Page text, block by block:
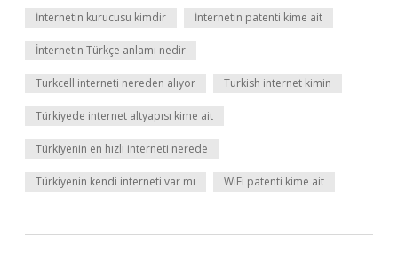
İnternetin kurucusu kimdir İnternetin patenti kime ait
İnternetin Türkçe anlamı nedir
Turkcell interneti nereden alıyor Turkish internet kimin
Türkiyede internet altyapısı kime ait
Türkiyenin en hızlı interneti nerede
Türkiyenin kendi interneti var mı WiFi patenti kime ait